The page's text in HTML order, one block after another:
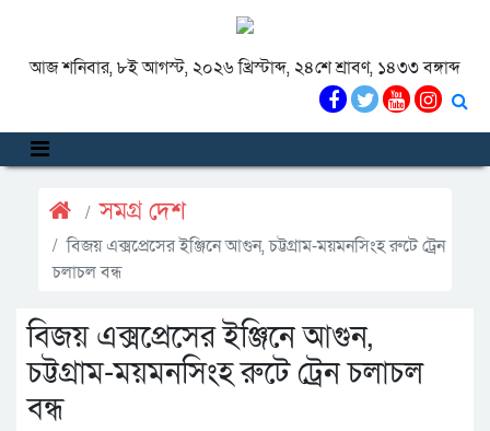
আজ শনিবার, ৮ই আগস্ট, ২০২৬ খ্রিস্টাব্দ, ২৪শে শ্রাবণ, ১৪৩৩ বঙ্গাব্দ
সমগ্র দেশ
বিজয় এক্সপ্রেসের ইঞ্জিনে আগুন, চট্টগ্রাম-ময়মনসিংহ রুটে ট্রেন
চলাচল বন্ধ
বিজয় এক্সপ্রেসের ইঞ্জিনে আগুন,
চট্টগ্রাম-ময়মনসিংহ রুটে ট্রেন চলাচল
বন্ধ